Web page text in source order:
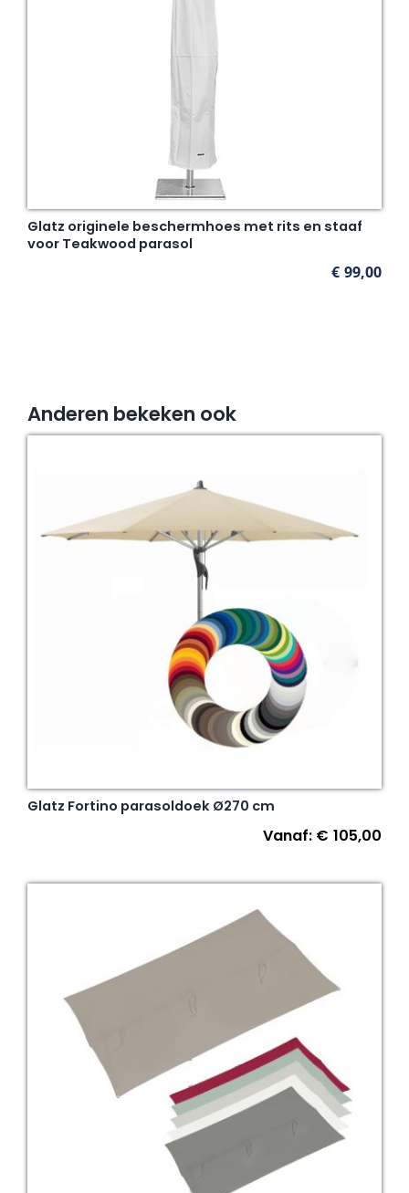
Glatz originele beschermhoes met rits en staaf
voor Teakwood parasol
€ 99,00
Anderen bekeken ook
Glatz Fortino parasoldoek Ø270 cm
Vanaf: € 105,00